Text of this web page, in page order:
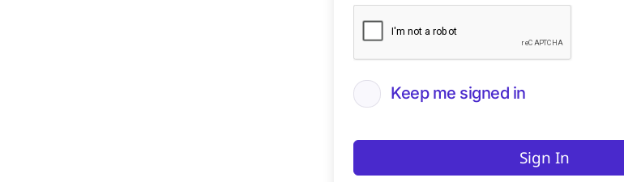
Keep me signed in
Sign In